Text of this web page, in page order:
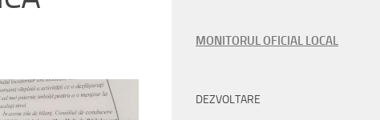
MONITORUL OFICIAL LOCAL
DEZVOLTARE